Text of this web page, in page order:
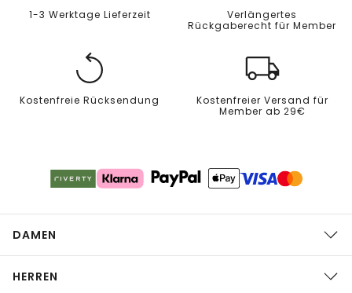
1-3 Werktage Lieferzeit
Verlängertes
Rückgaberecht für Member
Kostenfreie Rücksendung
Kostenfreier Versand für
Member ab 29€
DAMEN
HERREN